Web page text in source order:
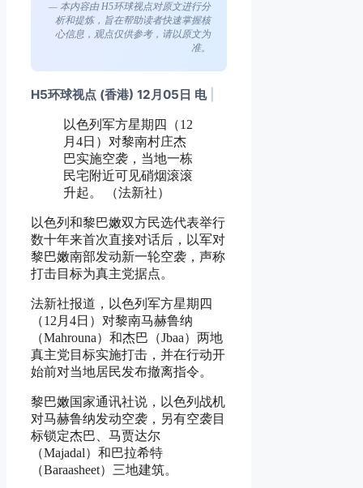
— 本内容由 H5环球视点对原文进行分
析和提炼，旨在帮助读者快速掌握核
心信息，观点仅供参考，请以原文为
准。
H5环球视点 (香港) 12月05日 电
以色列军方星期四（12
月4日）对黎南村庄杰
巴实施空袭，当地一栋
民宅附近可见硝烟滚滚
升起。 （法新社）
以色列和黎巴嫩双方民选代表举行
数十年来首次直接对话后，以军对
黎巴嫩南部发动新一轮空袭，声称
打击目标为真主党据点。
法新社报道，以色列军方星期四
（12月4日）对黎南马赫鲁纳
（Mahrouna）和杰巴（Jbaa）两地
真主党目标实施打击，并在行动开
始前对当地居民发布撤离指令。
黎巴嫩国家通讯社说，以色列战机
对马赫鲁纳发动空袭，另有空袭目
标锁定杰巴、马贾达尔
（Majadal）和巴拉希特
（Baraasheet）三地建筑。